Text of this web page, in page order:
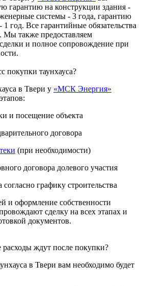
гарантию на конструкции здания -
системы - 3 года, гарантию
год. Все гарантийные обязательства
Мы также предоставляем
и полное сопровождение при
покупки таунхауса?
в Твери у «МСК Энергия»
и посещение объекта
договора
(при необходимости)
договора долевого участия
графику строительства
и оформление собственности
сделку на всех этапах и
документов.
ждут после покупки?
в Твери вам необходимо будет